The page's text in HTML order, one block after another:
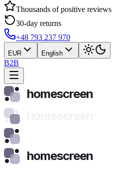
Thousands of positive reviews
30-day returns
+48 793 237 970
EUR English
B2B
homescreen
homescreen